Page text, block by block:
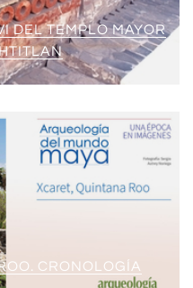
DEL TEMPLO MAYOR
CRONOLOGÍA